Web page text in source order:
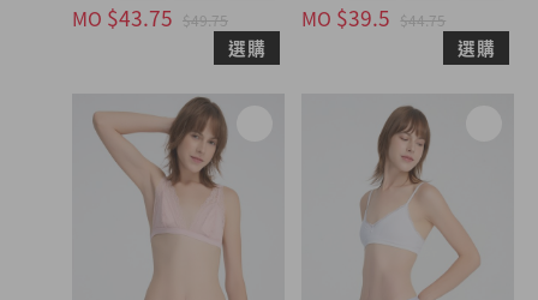
MO $43.75 $49.75
選購
MO $39.5 $44.75
選購